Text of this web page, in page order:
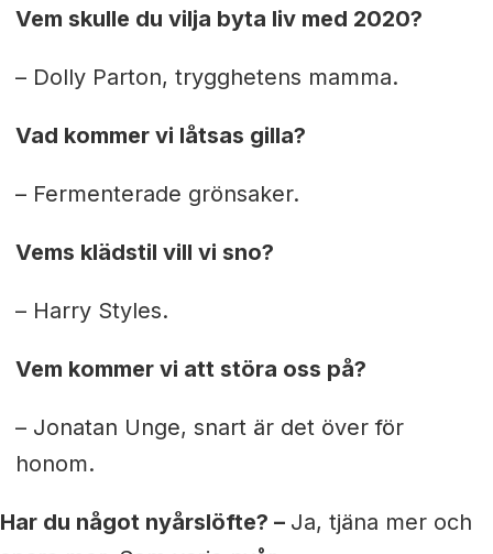
Vem skulle du vilja byta liv med 2020?
– Dolly Parton, trygghetens mamma.
Vad kommer vi låtsas gilla?
– Fermenterade grönsaker.
Vems klädstil vill vi sno?
– Harry Styles.
Vem kommer vi att störa oss på?
– Jonatan Unge, snart är det över för
honom.
Har du något nyårslöfte? – Ja, tjäna mer och